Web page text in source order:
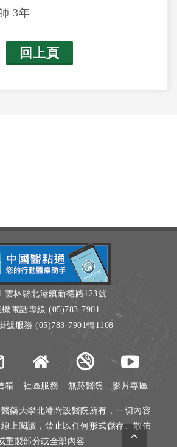
3年
回上頁
雲林縣北港鎮新德路123號
機電話專線 (05)783-7901
號服務 (05)783-7901轉1108
箱 社區服務 無菸醫院 影片專區
藥大學北港附設醫院所有，一切內容
上閱讀，禁止以任何形式儲存、散佈
重製部分或全部內容